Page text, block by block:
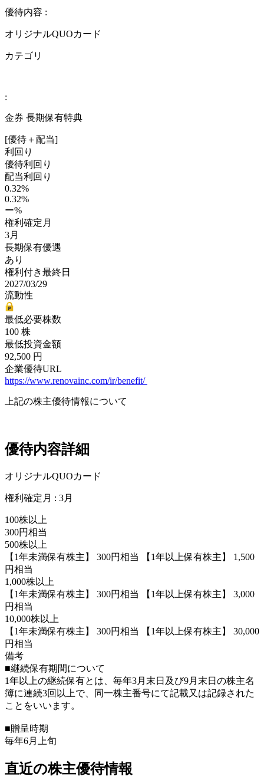
優待内容 :
オリジナルQUOカード
カテゴリ
:
金券 長期保有特典
[優待＋配当]
利回り
優待利回り
配当利回り
0.32%
0.32%
ー%
権利確定月
3月
長期保有優遇
あり
権利付き最終日
2027/03/29
流動性
最低必要株数
100 株
最低投資金額
92,500 円
企業優待URL
https://www.renovainc.com/ir/benefit/
上記の株主優待情報について
優待内容詳細
オリジナルQUOカード
権利確定月 : 3月
100株以上
300円相当
500株以上
【1年未満保有株主】 300円相当 【1年以上保有株主】 1,500
円相当
1,000株以上
【1年未満保有株主】 300円相当 【1年以上保有株主】 3,000
円相当
10,000株以上
【1年未満保有株主】 300円相当 【1年以上保有株主】 30,000
円相当
備考
■継続保有期間について
1年以上の継続保有とは、毎年3月末日及び9月末日の株主名
簿に連続3回以上で、同一株主番号にて記載又は記録された
ことをいいます。
■贈呈時期
毎年6月上旬
直近の株主優待情報